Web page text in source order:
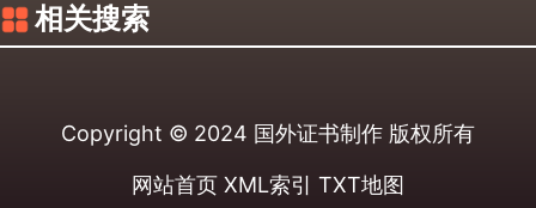
相关搜索
Copyright © 2024 国外证书制作 版权所有
网站首页 XML索引 TXT地图